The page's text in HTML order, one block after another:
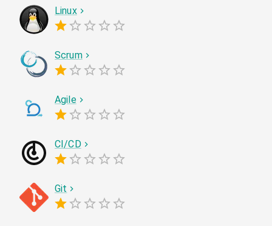
Linux
Scrum
Agile
CI/CD
Git